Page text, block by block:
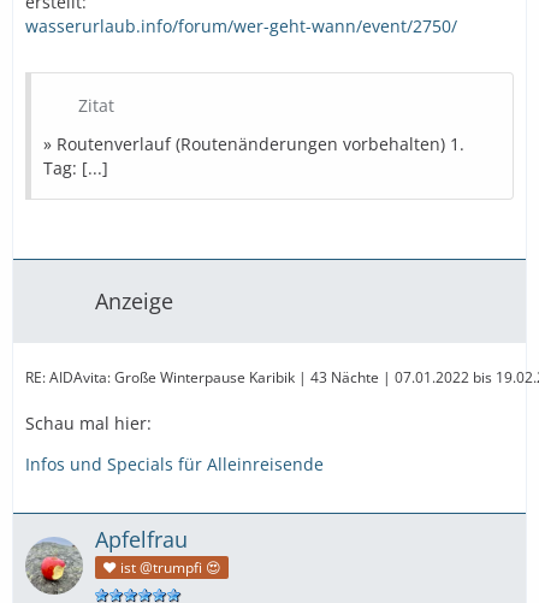
wasserurlaub.info/forum/wer-geht-wann/event/2750/
Zitat
» Routenverlauf (Routenänderungen vorbehalten) 1.
Tag: [...]
Anzeige
RE: AIDAvita: Große Winterpause Karibik | 43 Nächte | 07.01.2022 bis
Schau mal hier:
Infos und Specials für Alleinreisende
Apfelfrau
❤️ ist @trumpfi 😍